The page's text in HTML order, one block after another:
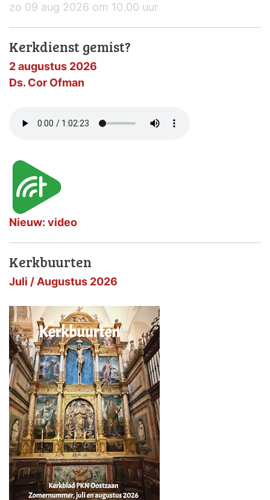
zo 09 aug 2026 om 10.00 uur
Kerkdienst gemist?
2 augustus 2026
Ds. Cor Ofman
Nieuw: video
Kerkbuurten
Juli / Augustus 2026